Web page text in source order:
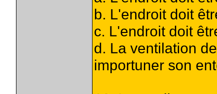
b. L'endroit doit
c. L'endroit doit
d. La ventilation
importuner son